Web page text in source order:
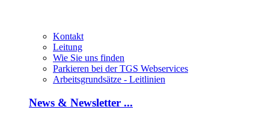
Kontakt
Leitung
Wie Sie uns finden
Parkieren bei der TGS Webservices
Arbeitsgrundsätze - Leitlinien
News & Newsletter ...